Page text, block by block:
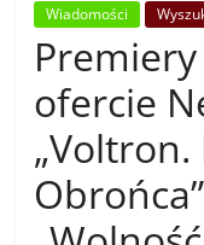
Wiadomości
ofercie